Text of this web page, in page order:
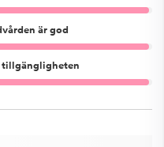
är god
tillgängligheten